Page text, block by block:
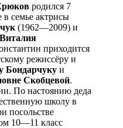
родился 7
в семье актрисы
(1962—2009) и
Виталия
приходится
режиссёру и
Бондарчуку и
Скобцевой.
По настоянию деда
школу в
посольстве
10—11 класс